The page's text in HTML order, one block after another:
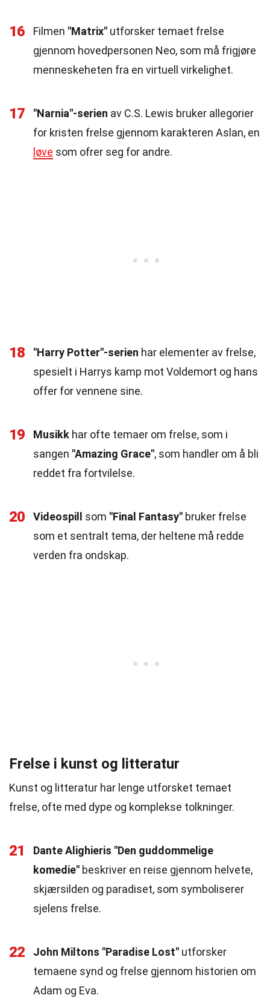
16 Filmen "Matrix" utforsker temaet frelse
gjennom hovedpersonen Neo, som må frigjøre
menneskeheten fra en virtuell virkelighet.
17 "Narnia"-serien av C.S. Lewis bruker allegorier
for kristen frelse gjennom karakteren Aslan, en
løve som ofrer seg for andre.
18 "Harry Potter"-serien har elementer av frelse,
spesielt i Harrys kamp mot Voldemort og hans
offer for vennene sine.
19 Musikk har ofte temaer om frelse, som i
sangen "Amazing Grace", som handler om å bli
reddet fra fortvilelse.
20 Videospill som "Final Fantasy" bruker frelse
som et sentralt tema, der heltene må redde
verden fra ondskap.
Frelse i kunst og litteratur
Kunst og litteratur har lenge utforsket temaet
frelse, ofte med dype og komplekse tolkninger.
21
Dante Alighieris "Den guddommelige
komedie" beskriver en reise gjennom helvete,
skjærsilden og paradiset, som symboliserer
sjelens frelse.
22 John Miltons "Paradise Lost" utforsker
temaene synd og frelse gjennom historien om
Adam og Eva.